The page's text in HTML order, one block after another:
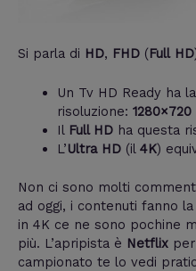
Si parla di HD, FHD (Full HD
Un Tv HD Ready ha
risoluzione:
Il Full HDha questa
L’Ultra HD(il 4K)
Non ci sono molti
ad oggi, i contenuti fanno
in 4K ce ne sono pochine
più. L’apripista è Netflix
campionato te lo vedi